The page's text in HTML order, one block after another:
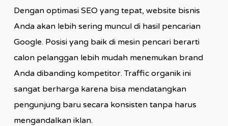
Dengan optimasi SEO yang tepat, website bisnis
Anda akan lebih sering muncul di hasil pencarian
Google. Posisi yang baik di mesin pencari berarti
calon pelanggan lebih mudah menemukan brand
Anda dibanding kompetitor. Traffic organik ini
sangat berharga karena bisa mendatangkan
pengunjung baru secara konsisten tanpa harus
mengandalkan iklan.